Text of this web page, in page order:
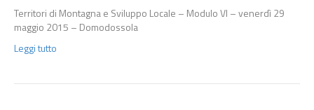
Territori di Montagna e Sviluppo Locale – Modulo VI – venerdì 29
maggio 2015 – Domodossola
Leggi tutto